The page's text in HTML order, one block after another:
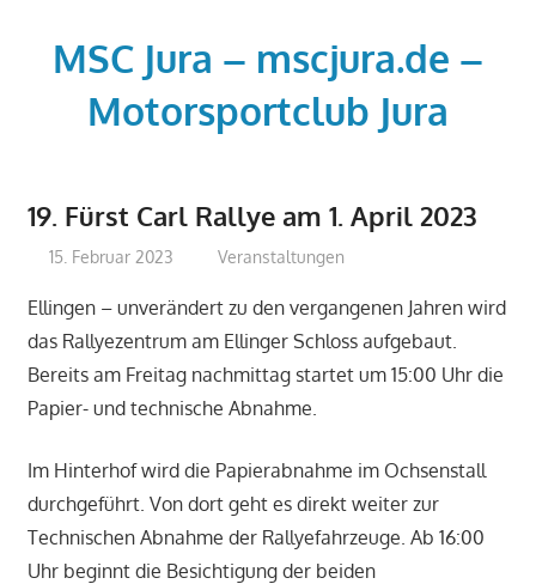
springenMSC Jura – mscjura.de –
Motorsportclub Jura
MSC
Jura
–
www.msc-
jura.de
-
19. Fürst Carl Rallye am 1. April 2023
15. Februar 2023 mj
Veranstaltungen
Ellingen – unverändert zu den vergangenen Jahren wird
das Rallyezentrum am Ellinger Schloss aufgebaut.
Bereits am Freitag nachmittag startet um 15:00 Uhr die
Papier- und technische Abnahme.
Im Hinterhof wird die Papierabnahme im Ochsenstall
durchgeführt. Von dort geht es direkt weiter zur
Technischen Abnahme der Rallyefahrzeuge. Ab 16:00
Uhr beginnt die Besichtigung der beiden